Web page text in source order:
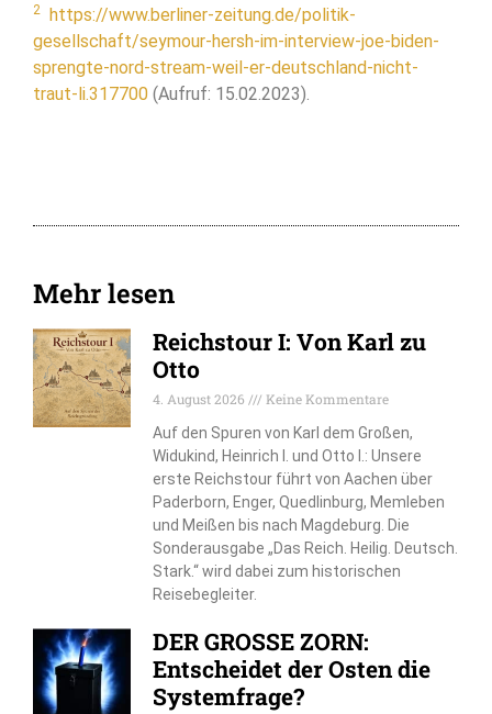
2 https://www.berliner-zeitung.de/politik-
gesellschaft/seymour-hersh-im-interview-joe-biden-
sprengte-nord-stream-weil-er-deutschland-nicht-
traut-li.317700 (Aufruf: 15.02.2023).
Mehr lesen
Reichstour I: Von Karl zu
Otto
4. August 2026
Keine Kommentare
Auf den Spuren von Karl dem Großen,
Widukind, Heinrich I. und Otto I.: Unsere
erste Reichstour führt von Aachen über
Paderborn, Enger, Quedlinburg, Memleben
und Meißen bis nach Magdeburg. Die
Sonderausgabe „Das Reich. Heilig. Deutsch.
Stark.“ wird dabei zum historischen
Reisebegleiter.
DER GROSSE ZORN:
Entscheidet der Osten die
Systemfrage?